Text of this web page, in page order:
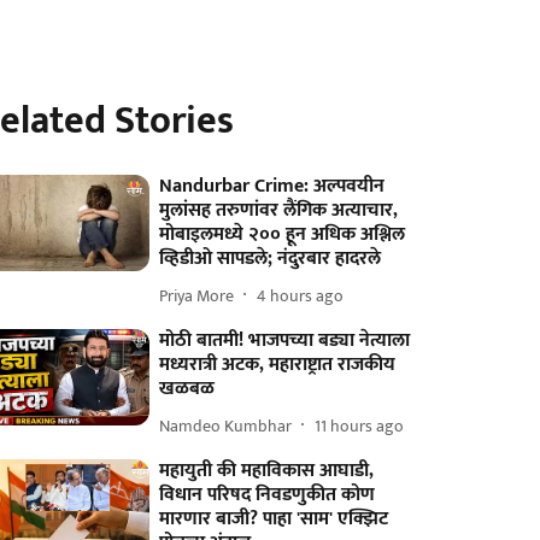
Stories
Nandurbar Crime: अल्पवयीन
मुलांसह तरुणांवर लैंगिक अत्याचार,
मोबाइलमध्ये २०० हून अधिक अश्लिल
व्हिडीओ सापडले; नंदुरबार हादरले
Priya More 4 hours ago
मोठी बातमी! भाजपच्या बड्या नेत्याला
मध्यरात्री अटक, महाराष्ट्रात राजकीय
खळबळ
Namdeo Kumbhar 11 hours ago
महायुती की महाविकास आघाडी,
विधान परिषद निवडणुकीत कोण
मारणार बाजी? पाहा 'साम' एक्झिट